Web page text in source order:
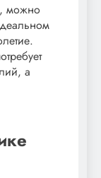
можно
а